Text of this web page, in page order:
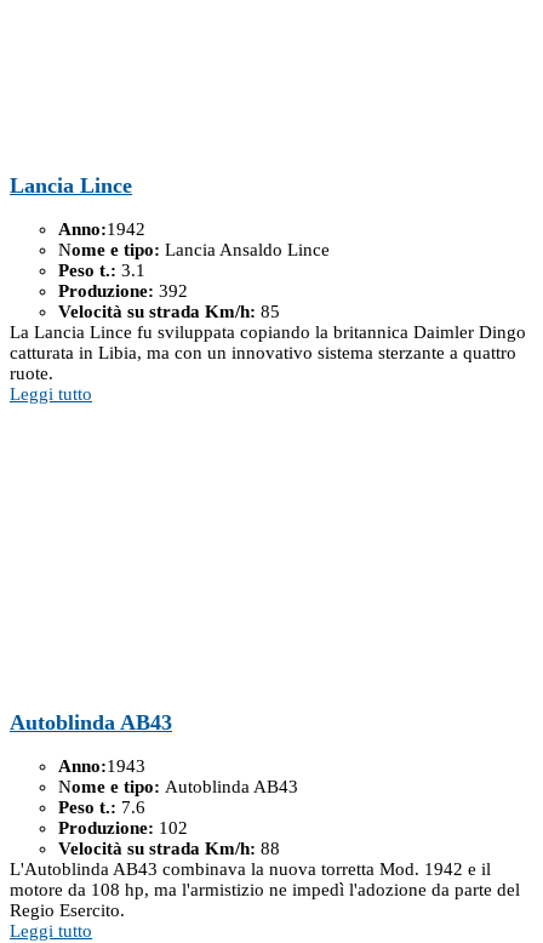
Lancia Lince
Anno:1942
Nome e tipo: Lancia Ansaldo Lince
Peso t.: 3.1
Produzione: 392
Velocità su strada Km/h: 85
La Lancia Lince fu sviluppata copiando la britannica Daimler Dingo
catturata in Libia, ma con un innovativo sistema sterzante a quattro
ruote.
Leggi tutto
Autoblinda AB43
Anno:1943
Nome e tipo: Autoblinda AB43
Peso t.: 7.6
Produzione: 102
Velocità su strada Km/h: 88
L'Autoblinda AB43 combinava la nuova torretta Mod. 1942 e il
motore da 108 hp, ma l'armistizio ne impedì l'adozione da parte del
Regio Esercito.
Leggi tutto